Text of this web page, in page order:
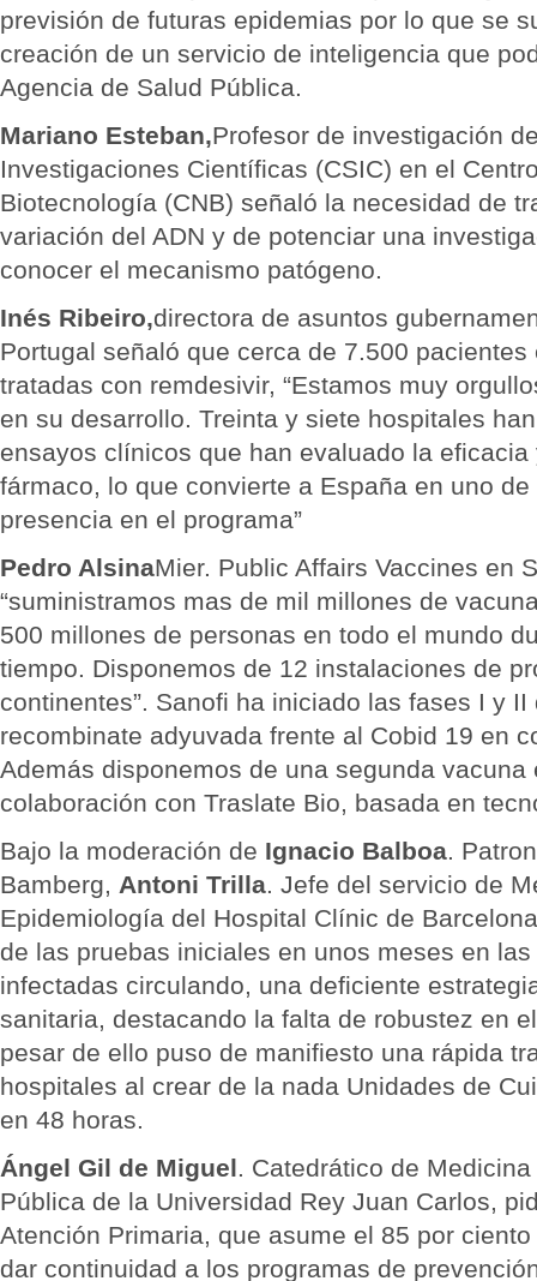
previsión de futuras epidemias por lo que se
creación de un servicio de inteligencia que
Agencia de Salud Pública.
Mariano Esteban,Profesor de investigación
Investigaciones Científicas (CSIC) en el
Biotecnología (CNB) señaló la necesidad de
variación del ADN y de potenciar una
conocer el mecanismo patógeno.
Inés Ribeiro,directora de asuntos
Portugal señaló que cerca de 7.500
tratadas con remdesivir, “Estamos muy
en su desarrollo. Treinta y siete hospitales
ensayos clínicos que han evaluado la
fármaco, lo que convierte a España en uno
presencia en el programa”
Pedro AlsinaMier. Public Affairs Vaccines en
“suministramos mas de mil millones de
500 millones de personas en todo el mundo
tiempo. Disponemos de 12 instalaciones de
continentes”. Sanofi ha iniciado las fases I y
recombinate adyuvada frente al Cobid 19 en
Además disponemos de una segunda vacuna
colaboración con Traslate Bio, basada en
Bajo la moderación de Ignacio Balboa.
Bamberg, Antoni Trilla. Jefe del servicio de
Epidemiología del Hospital Clínic de
de las pruebas iniciales en unos meses en
infectadas circulando, una deficiente
sanitaria, destacando la falta de robustez en
pesar de ello puso de manifiesto una rápida
hospitales al crear de la nada Unidades de
en 48 horas.
Ángel Gil de Miguel. Catedrático de
Pública de la Universidad Rey Juan Carlos,
Atención Primaria, que asume el 85 por
dar continuidad a los programas de